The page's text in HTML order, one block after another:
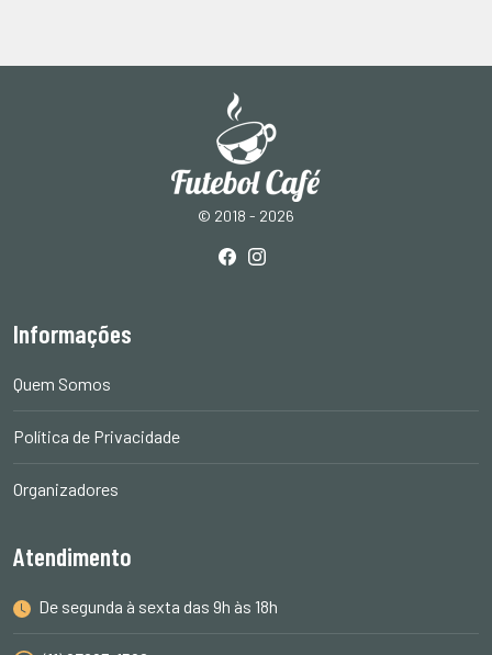
© 2018 - 2026
Informações
Quem Somos
Política de Privacidade
Organizadores
Atendimento
De segunda à sexta das 9h às 18h